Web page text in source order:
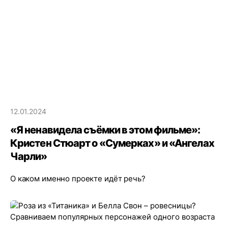
12.01.2024
«Я ненавидела съёмки в этом фильме»:
Кристен Стюарт о «Сумерках» и «Ангелах
Чарли»
О каком именно проекте идёт речь?